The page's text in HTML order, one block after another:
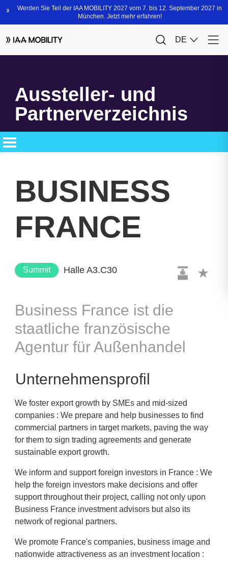
Aussteller- und
Partnerverzeichnis
BUSINESS
FRANCE
Summit Halle A3.C30
Business France ist die
staatliche französische
Agentur für Außenhandel
Unternehmensprofil
We foster export growth by SMEs and mid-sized
companies : We prepare and help businesses to find
commercial partners in target markets, paving the way
for them to sign trading agreements and generate
sustainable export growth.
We inform and support foreign investors in France : We
help the foreign investors make decisions and offer
support throughout their project, calling not only upon
Business France investment advisors but also its
network of regional partners.
We promote France's companies, business image and
nationwide attractiveness as an investment location :